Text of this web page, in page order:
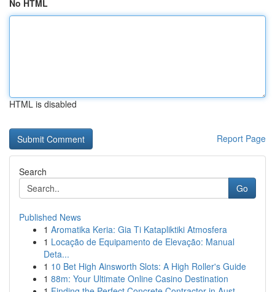
No HTML
HTML is disabled
Report Page
Search
Go
Published News
1 Aromatika Keria: Gia Ti Katapliktiki Atmosfera
1 Locação de Equipamento de Elevação: Manual
Deta...
1 10 Bet High Ainsworth Slots: A High Roller's Guide
1 88m: Your Ultimate Online Casino Destination